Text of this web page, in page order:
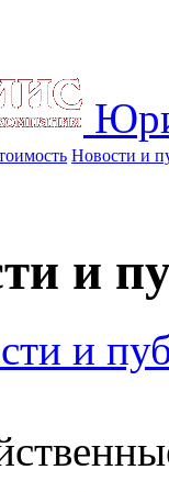
Новости и
и
и